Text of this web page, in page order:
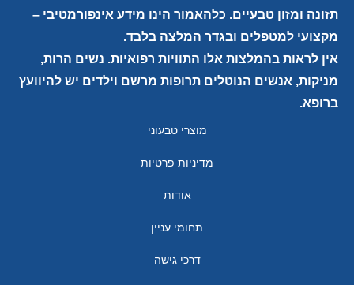
תזונה ומזון טבעיים. כלהאמור הינו מידע אינפורמטיבי –
מקצועי למטפלים ובגדר המלצה בלבד.
אין לראות בהמלצות אלו התוויות רפואיות. נשים הרות,
מניקות, אנשים הנוטלים תרופות מרשם וילדים יש להיוועץ
ברופא.
מוצרי טבעוני
מדיניות פרטיות
אודות
תחומי עניין
דרכי גישה